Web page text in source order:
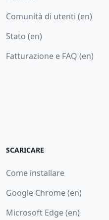
Comunità di utenti (en)
Stato (en)
Fatturazione e FAQ (en)
SCARICARE
Come installare
Google Chrome (en)
Microsoft Edge (en)